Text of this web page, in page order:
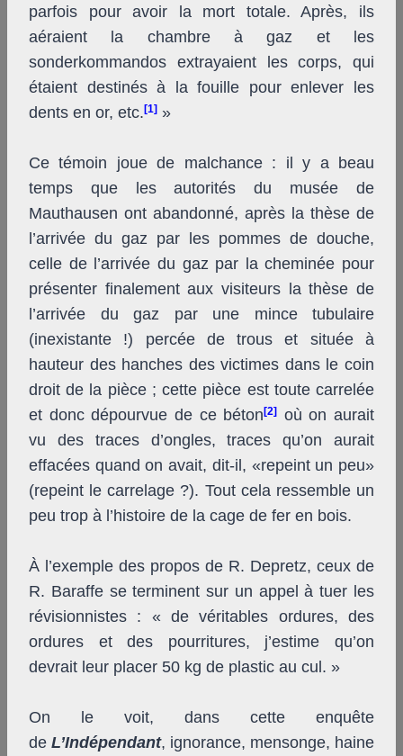
parfois pour avoir la mort totale. Après, ils
aéraient la chambre à gaz et les
sonderkommandos extrayaient les corps, qui
étaient destinés à la fouille pour enlever les
dents en or, etc. [1] »
Ce témoin joue de malchance : il y a beau
temps que les autorités du musée de
Mauthausen ont abandonné, après la thèse de
l’arrivée du gaz par les pommes de douche,
celle de l’arrivée du gaz par la cheminée pour
présenter finalement aux visiteurs la thèse de
l’arrivée du gaz par une mince tubulaire
(inexistante !) percée de trous et située à
hauteur des hanches des victimes dans le coin
droit de la pièce ; cette pièce est toute carrelée
et donc dépourvue de ce béton[2]
où on aurait
vu des traces d’ongles, traces qu’on aurait
effacées quand on avait, dit-il, «repeint un peu»
(repeint le carrelage ?). Tout cela ressemble un
peu trop à l’histoire de la cage de fer en bois.
À l’exemple des propos de R. Depretz, ceux de
R. Baraffe se terminent sur un appel à tuer les
révisionnistes : « de véritables ordures, des
ordures et des pourritures, j’estime qu’on
devrait leur placer 50 kg de plastic au cul. »
On le voit, dans cette enquête
de L’Indépendant, ignorance, mensonge, haine